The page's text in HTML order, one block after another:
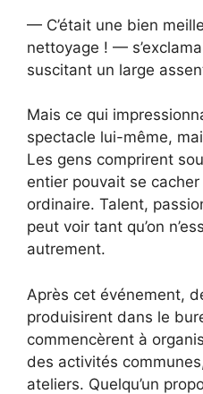
— C’était une bien
nettoyage ! —
suscitant un large
Mais ce qui
spectacle lui-même,
Les gens comprirent
entier pouvait se
ordinaire. Talent,
peut voir tant qu’on
autrement.
Après cet événement,
produisirent dans le
commencèrent à
des activités
ateliers. Quelqu’un